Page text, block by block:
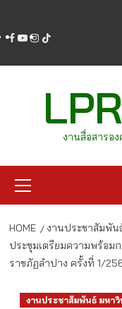
content
facebook
youtube
instagram
tiktok
งานสื่อสารอ
Menu
HOME งานประชาสัมพัน
ประชุมเตรียมความพร้อม
ราชภัฏลำปาง ครั้งที่ 1/
งานประชาสัมพันธ์ มหา